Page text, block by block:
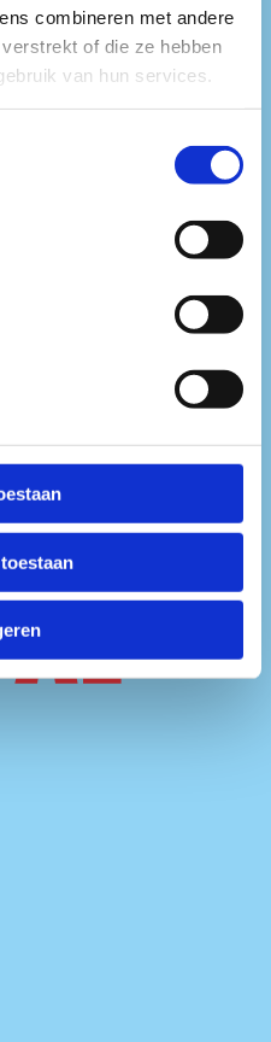
combineren met andere
of die ze hebben
van hun services.
sound varieert
tot techno en
en ze staat